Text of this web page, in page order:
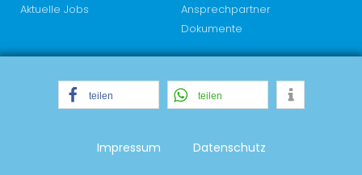
Aktuelle Jobs
Ansprechpartner
Dokumente
teilen teilen
Impressum Datenschutz